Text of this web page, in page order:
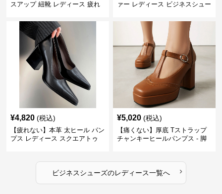
スアップ 紐靴 レディース 疲れ
ビジネスシューズ
ァー レディース ビジネスシュー
トゥ 疲れない スーツ
¥4,820 (税込)
【疲れない】本革 太ヒール パン
プス レディース スクエアトゥ
¥5,020 (税込)
【痛くない】厚底 Tストラップ
チャンキーヒールパンプス - 脚
ビジネスシューズのレディース一覧へ ›